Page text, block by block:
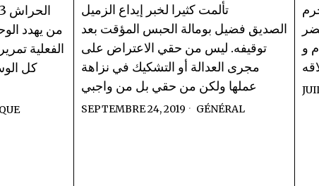
من يهدد
كل
تألمت كثيرا لخبر إيداع الزميل
الصديق فضيل بومالة الحبس المؤقت بعد
توقيفه. ليس من حقي الاعتراض على
مجرى العدالة أو التشكيك في نزاهة
عملها ولكن من حقي بل من واجبي
SEPTEMBRE 24, 2019 GÉNÉRAL
لقد أجرم
و